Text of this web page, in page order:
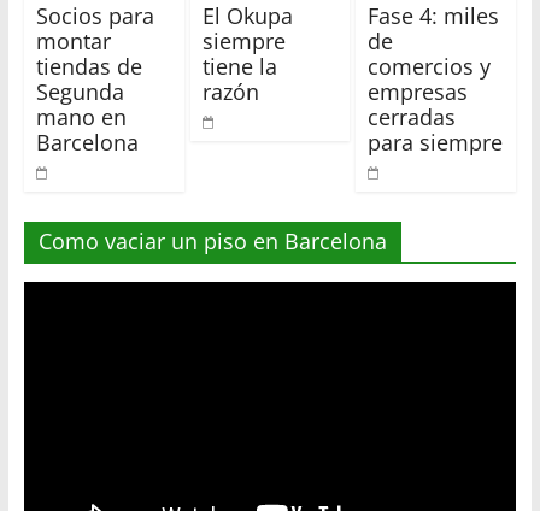
Socios para
montar
tiendas de
Segunda
mano en
Barcelona
El Okupa
siempre
tiene la
razón
Fase 4: miles
de
comercios y
empresas
cerradas
para siempre
Como vaciar un piso en Barcelona